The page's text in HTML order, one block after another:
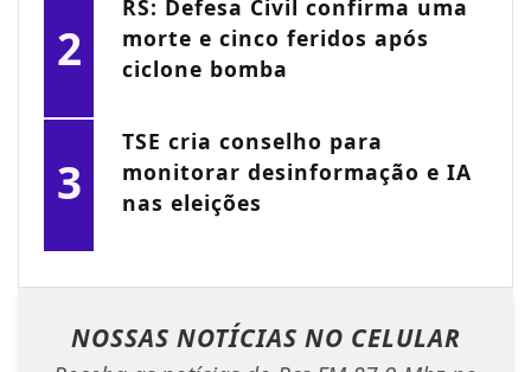
2
RS: Defesa Civil confirma uma
morte e cinco feridos após
ciclone bomba
3
TSE cria conselho para
monitorar desinformação e IA
nas eleições
NOSSAS NOTÍCIAS NO CELULAR